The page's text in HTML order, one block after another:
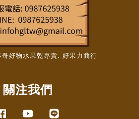
好物水果乾專賣. 好果力商行
關注我們
Facebook YouTube